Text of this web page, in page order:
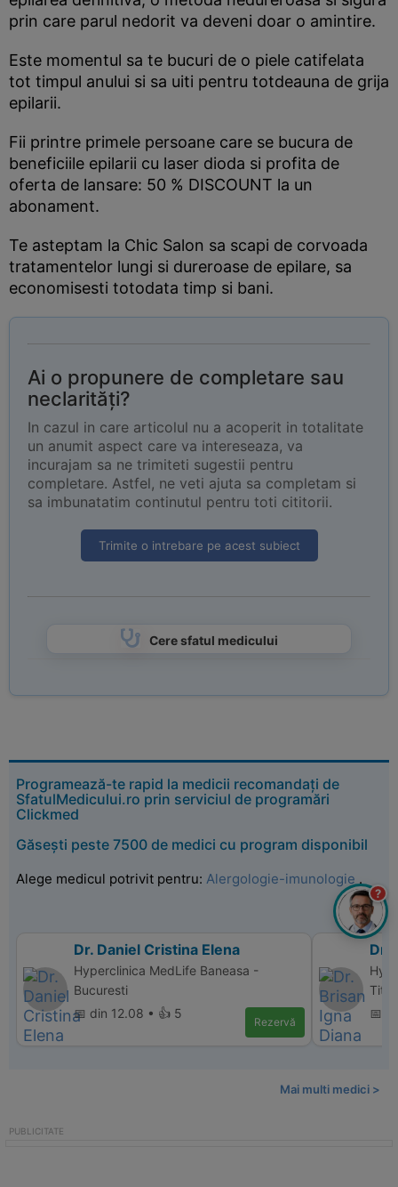
prin care parul nedorit va deveni doar o amintire.
Este momentul sa te bucuri de o piele catifelata
tot timpul anului si sa uiti pentru totdeauna de grija
epilarii.
Fii printre primele persoane care se bucura de
beneficiile epilarii cu laser dioda si profita de
oferta de lansare: 50 % DISCOUNT la un
abonament.
Te asteptam la Chic Salon sa scapi de corvoada
tratamentelor lungi si dureroase de epilare, sa
economisesti totodata timp si bani.
Ai o propunere de completare sau
neclarități?
In cazul in care articolul nu a acoperit in totalitate
un anumit aspect care va intereseaza, va
incurajam sa ne trimiteti sugestii pentru
completare. Astfel, ne veti ajuta sa completam si
sa imbunatatim continutul pentru toti cititorii.
Trimite o intrebare pe acest subiect
Cere sfatul medicului
Programează-te rapid la medicii recomandați de
SfatulMedicului.ro prin serviciul de programări
Clickmed
Găsești peste 7500 de medici cu program disponibil
Alege medicul potrivit pentru: Alergologie-imunologie .
Dr. Daniel Cristina Elena
Hyperclinica MedLife Baneasa -
Bucuresti
📅 din 12.08 • 👍 5
Rezervă
Dr.
📅
Mai multi medici >
?